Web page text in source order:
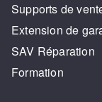
Supports de
Extension de
SAV Réparation
Formation